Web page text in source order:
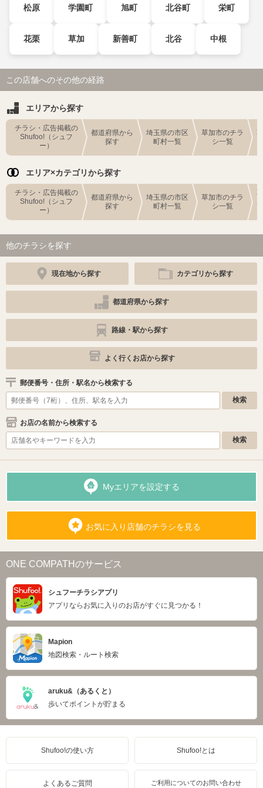
松原 学園町 旭町 北谷町 栄町
花栗 草加 新善町 北谷 中根
この店舗へのその他の経路
エリアから探す
チラシ・広告掲載の
Shufoo!（シュフ
ー）
都道府県から
探す
埼玉県の市区
町村一覧
草加市のチラ
シ一覧
エリア×カテゴリから探す
チラシ・広告掲載の
Shufoo!（シュフ
ー）
都道府県から
探す
埼玉県の市区
町村一覧
草加市のチラ
シ一覧
他のチラシを探す
現在地から探す カテゴリから探す
都道府県から探す
路線・駅から探す
よく行くお店から探す
郵便番号・住所・駅名から検索する
お店の名前から検索する
Myエリアを設定する
お気に入り店舗のチラシを見る
ONE COMPATHのサービス
シュフーチラシアプリ
アプリならお気に入りのお店がすぐに見つかる！
Mapion
地図検索・ルート検索
aruku&（あるくと）
歩いてポイントが貯まる
Shufoo!の使い方 Shufoo!とは
よくあるご質問 ご利用についてのお問い合わせ